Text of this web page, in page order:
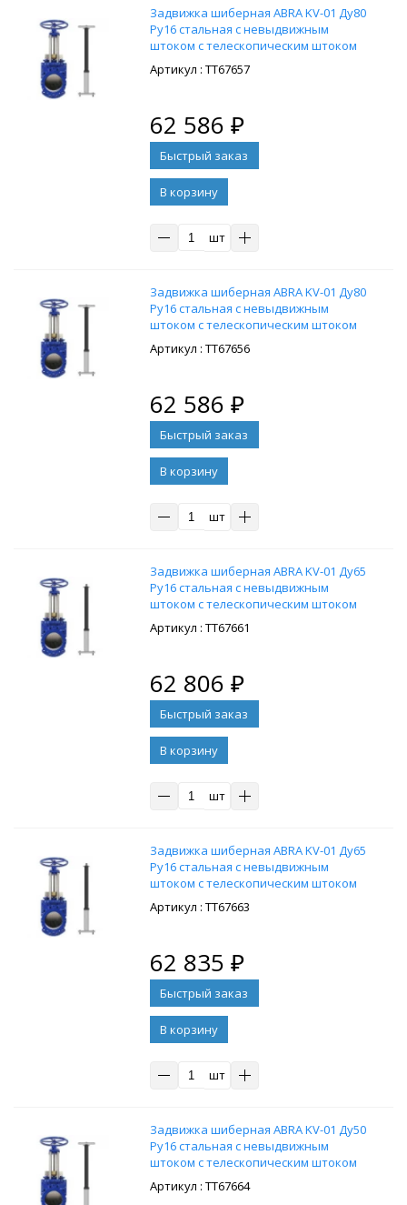
Задвижка шиберная ABRA KV-01 Ду80
Ру16 стальная с невыдвижным
штоком с телескопическим штоком
1300-1800 мм, на штурвал,
управление штурвал
: ТТ67657
62 586 ₽
В корзину
шт
Задвижка шиберная ABRA KV-01 Ду80
Ру16 стальная с невыдвижным
штоком с телескопическим штоком
1050-1750 мм, на штурвал,
управление штурвал
: ТТ67656
62 586 ₽
В корзину
шт
Задвижка шиберная ABRA KV-01 Ду65
Ру16 стальная с невыдвижным
штоком с телескопическим штоком
2000-2500 мм, на штурвал,
управление Т-образный ключ, без
: ТТ67661
62 806 ₽
В корзину
шт
Задвижка шиберная ABRA KV-01 Ду65
Ру16 стальная с невыдвижным
штоком с телескопическим штоком
1700-2900 мм, на штурвал,
управление Т-образный ключ, без
: ТТ67663
62 835 ₽
В корзину
шт
Задвижка шиберная ABRA KV-01 Ду50
Ру16 стальная с невыдвижным
штоком с телескопическим штоком
1200-2000 мм, на штурвал,
управление штурвал
: ТТ67664